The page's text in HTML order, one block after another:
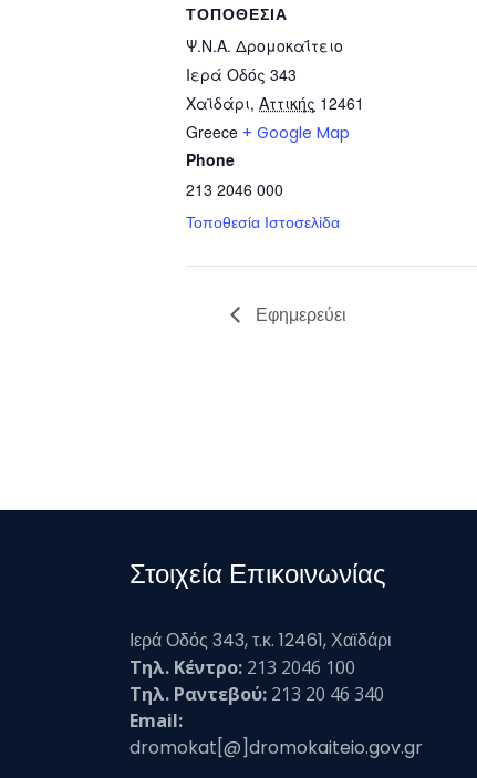
ΤΟΠΟΘΕΣΊΑ
Ψ.Ν.Α. Δρομοκαΐτειο
Ιερά Οδός 343
Χαϊδάρι, Αττικής 12461
Greece + Google Map
Phone
213 2046 000
Τοποθεσία Ιστοσελίδα
Εφημερεύει
Στοιχεία Επικοινωνίας
Ιερά Οδός 343, τ.κ. 12461, Χαϊδάρι
Τηλ. Κέντρο: 213 2046 100
Τηλ. Ραντεβού: 213 20 46 340
Email:
dromokat[@]dromokaiteio.gov.gr